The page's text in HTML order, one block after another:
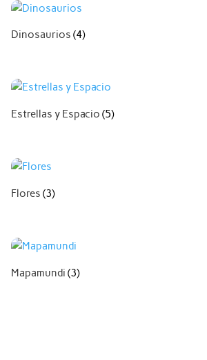
Dinosaurios (4)
Estrellas y Espacio (5)
Flores (3)
Mapamundi (3)